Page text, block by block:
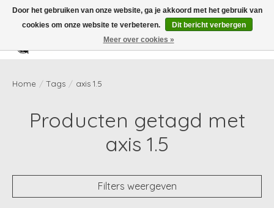
Verlanglijst
Home / Tags / axis 1.5
Producten getagd met
axis 1.5
Filters weergeven
Door het gebruiken van onze website, ga je akkoord met het gebruik van
cookies om onze website te verbeteren.
Dit bericht verbergen
Meer over cookies »